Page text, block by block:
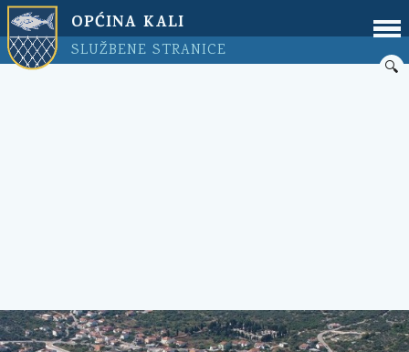
OPĆINA KALI
SLUŽBENE STRANICE
🔍